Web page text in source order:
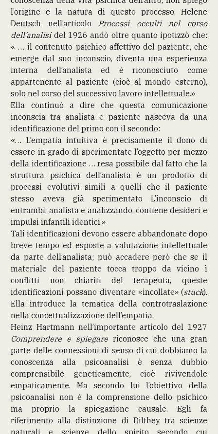
l’origine e la natura di questo processo. Helene
Deutsch nell’articolo Processi occulti nel corso
dell’analisi del 1926 andò oltre quanto ipotizzò che:
« … il contenuto psichico affettivo del paziente, che
emerge dal suo inconscio, diventa una esperienza
interna dell’analista ed è riconosciuto come
appartenente al paziente (cioè al mondo esterno),
solo nel corso del successivo lavoro intellettuale.»
Ella continuò a dire che questa comunicazione
inconscia tra analista e paziente nasceva da una
identificazione del primo con il secondo:
«… L’empatia intuitiva è precisamente il dono di
essere in grado di sperimentate l’oggetto per mezzo
della identificazione … resa possibile dal fatto che la
struttura psichica dell’analista è un prodotto di
processi evolutivi simili a quelli che il paziente
stesso aveva già sperimentato L’inconscio di
entrambi, analista e analizzando, contiene desideri e
impulsi infantili identici.»
Tali identificazioni devono essere abbandonate dopo
breve tempo ed esposte a valutazione intellettuale
da parte dell’analista; può accadere però che se il
materiale del paziente tocca troppo da vicino ì
conflitti non chiariti del terapeuta, queste
identificazioni possano diventare «incollate» (stuck).
Ella introduce la tematica della controtraslazione
nella concettualizzazione dell’empatia.
Heinz Hartmann nell’importante articolo del 1927
Comprendere e spiegarericonosce che una gran
parte delle connessioni di senso di cui dobbiamo la
conoscenza alla psicoanalisi è senza dubbio
comprensibile geneticamente, cioè rivivendole
empaticamente. Ma secondo lui l’obiettivo della
psicoanalisi non è la comprensione dello psichico
ma proprio la spiegazione causale. Egli fa
riferimento alla distinzione di Dilthey tra scienze
naturali e scienze dello spirito secondo cui